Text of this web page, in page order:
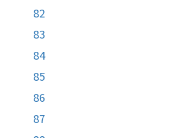
82
83
84
85
86
87